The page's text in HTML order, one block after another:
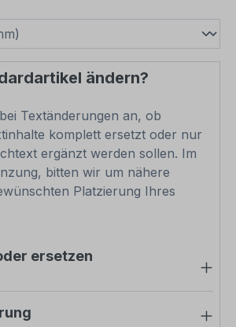
ändern?
Textänderungen an, ob
komplett ersetzt oder nur
ergänzt werden sollen. Im
bitten wir um nähere
Platzierung Ihres
ersetzen